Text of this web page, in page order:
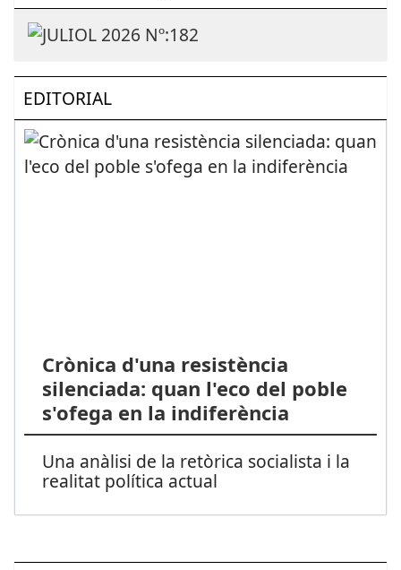
EDITORIAL
Crònica d'una resistència
silenciada: quan l'eco del poble
s'ofega en la indiferència
Una anàlisi de la retòrica socialista i la
realitat política actual